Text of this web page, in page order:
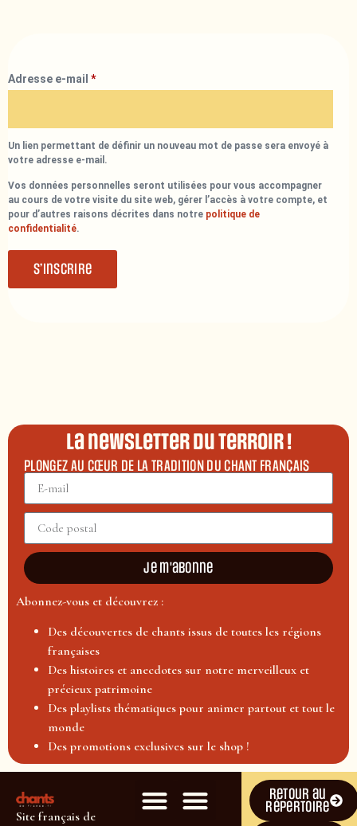
Adresse e-mail *
Un lien permettant de définir un nouveau mot de passe sera envoyé à
votre adresse e-mail.
Vos données personnelles seront utilisées pour vous accompagner
au cours de votre visite du site web, gérer l’accès à votre compte, et
pour d’autres raisons décrites dans notre politique de
confidentialité.
S’inscrire
La newsletter du terroir !
PLONGEZ AU CŒUR DE LA TRADITION DU CHANT FRANÇAIS
Je m'abonne
Abonnez-vous et découvrez :
Des découvertes de chants issus de toutes les régions
françaises
Des histoires et anecdotes sur notre merveilleux et
précieux patrimoine
Des playlists thématiques pour animer partout et tout le
monde
Des promotions exclusives sur le shop !
Site français de
Retour au
répertoire